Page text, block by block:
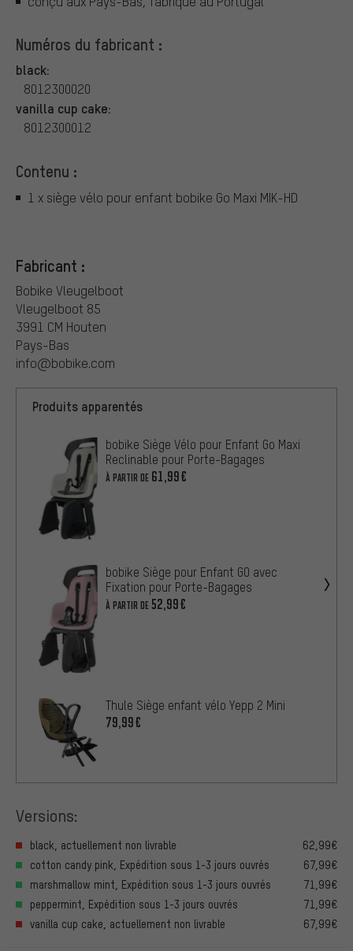
Numéros du fabricant :
black:
8012300020
vanilla cup cake:
8012300012
Contenu :
1 x siège vélo pour enfant bobike Go Maxi MIK-HD
Fabricant :
Bobike Vleugelboot
Vleugelboot 85
3991 CM Houten
Pays-Bas
info@bobike.com
Produits apparentés
bobike Siège Vélo pour Enfant Go Maxi
Reclinable pour Porte-Bagages
À PARTIR DE 61,99€
bobike Siège pour Enfant GO avec
Fixation pour Porte-Bagages
À PARTIR DE 52,99€
Thule Siège enfant vélo Yepp 2 Mini
79,99€
Versions:
black, actuellement non livrable
62,99€
cotton candy pink, Expédition sous 1-3 jours ouvrés
67,99€
marshmallow mint, Expédition sous 1-3 jours ouvrés
71,99€
peppermint, Expédition sous 1-3 jours ouvrés
71,99€
vanilla cup cake, actuellement non livrable
67,99€